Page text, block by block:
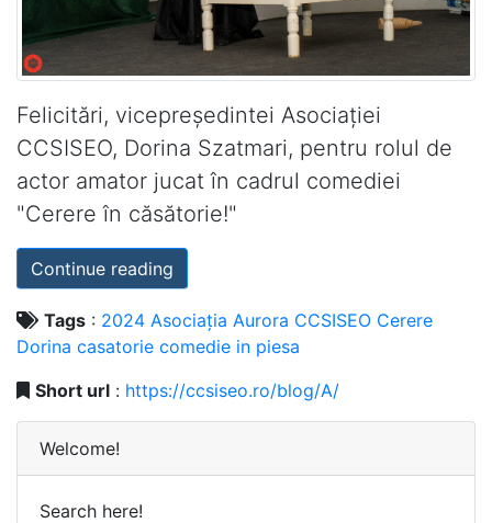
Felicitări, vicepreședintei Asociației
CCSISEO, Dorina Szatmari, pentru rolul de
actor amator jucat în cadrul comediei
"Cerere în căsătorie!"
Continue reading
Tags : 2024 Asociația Aurora CCSISEO Cerere
Dorina casatorie comedie in piesa
Short url : https://ccsiseo.ro/blog/A/
Welcome!
Search here!